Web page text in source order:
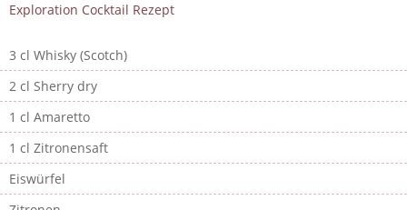
Exploration Cocktail Rezept
3 cl Whisky (Scotch)
2 cl Sherry dry
1 cl Amaretto
1 cl Zitronensaft
Eiswürfel